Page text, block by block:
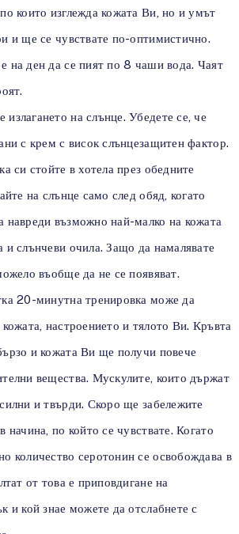
които изглежда кожата Ви, но и умът
и ще се чувствате по-оптимистично.
на ден да се пият по 8 чаши вода. Чаят
на слънце. Убедете се, че
с крем с висок слънцезащитен фактор.
си стойте в хотела през обедните
на слънце само след обяд, когато
навреди възможно най-малко на кожата
слънчеви очила. Защо да намалявате
въобще да не се появяват.
20-минутна тренировка може да
настроението и тялото Ви. Кръвта
и кожата Ви ще получи повече
вещества. Мускулите, които държат
и твърди. Скоро ще забележите
начина, по който се чувствате. Когато
количество серотонин се освобождава в
от това е приповдигане на
и кой знае можете да отслабнете с